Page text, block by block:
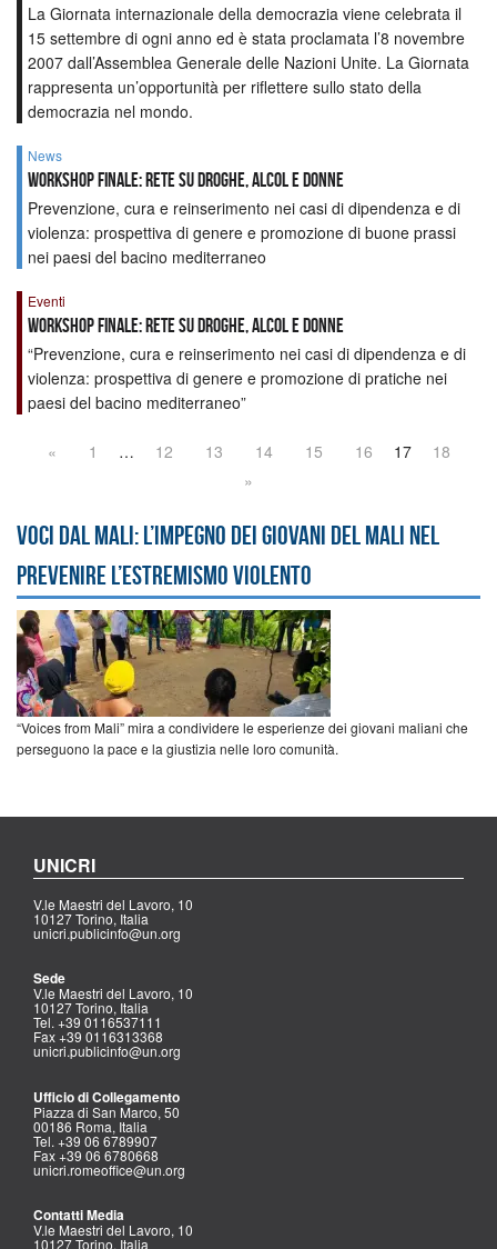
La Giornata internazionale della democrazia viene celebrata il
15 settembre di ogni anno ed è stata proclamata l’8 novembre
2007 dall’Assemblea Generale delle Nazioni Unite. La Giornata
rappresenta un’opportunità per riflettere sullo stato della
democrazia nel mondo.
News
Workshop finale: Rete su Droghe, Alcol e Donne
Prevenzione, cura e reinserimento nei casi di dipendenza e di
violenza: prospettiva di genere e promozione di buone prassi
nei paesi del bacino mediterraneo
Eventi
Workshop finale: Rete su Droghe, Alcol e Donne
“Prevenzione, cura e reinserimento nei casi di dipendenza e di
violenza: prospettiva di genere e promozione di pratiche nei
paesi del bacino mediterraneo”
« 1 … 12 13 14 15 16 17
18
»
Voci dal Mali: l’impegno dei giovani del Mali nel
prevenire l’estremismo violento
“Voices from Mali” mira a condividere le esperienze dei giovani maliani che
perseguono la pace e la giustizia nelle loro comunità.
UNICRI
V.le Maestri del Lavoro, 10
10127 Torino, Italia
unicri.publicinfo@un.org
Sede
V.le Maestri del Lavoro, 10
10127 Torino, Italia
Tel. +39 0116537111
Fax +39 0116313368
unicri.publicinfo@un.org
Ufficio di Collegamento
Piazza di San Marco, 50
00186 Roma, Italia
Tel. +39 06 6789907
Fax +39 06 6780668
unicri.romeoffice@un.org
Contatti Media
V.le Maestri del Lavoro, 10
10127 Torino, Italia